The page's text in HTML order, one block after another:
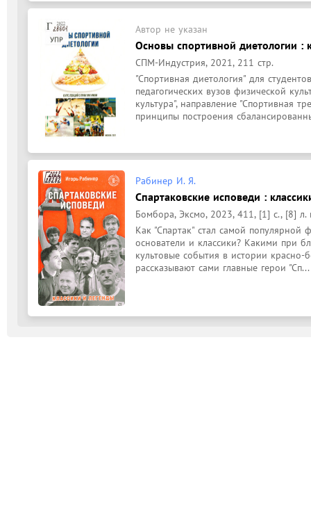
Автор не указан
Основы спортивной диетологии :
СПМ-Индустрия, 2021, 211 стр.
"Спортивная диетология" для
педагогических вузов физической
культура", направление "Спортивная
принципы построения
Рабинер И. Я.
Спартаковские исповеди :
Бомбора, Эксмо, 2023, 411, [1] с., [8] л.
Как "Спартак" стал самой
основатели и классики? Какими при
культовые события в истории
рассказывают сами главные герои "Сп...